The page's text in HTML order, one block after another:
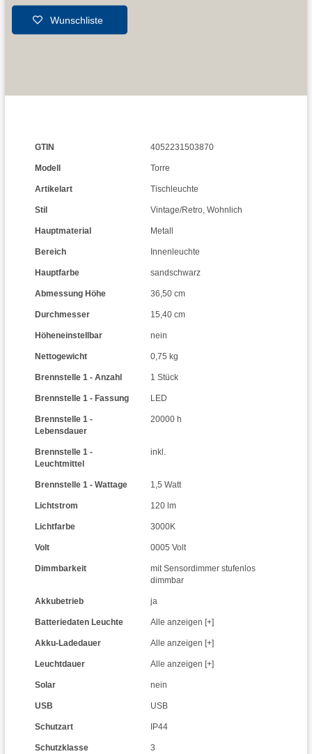
Wunschliste
GTIN 4052231503870
Modell Torre
Artikelart Tischleuchte
Stil Vintage/Retro, Wohnlich
Hauptmaterial Metall
Bereich Innenleuchte
Hauptfarbe sandschwarz
Abmessung Höhe 36,50 cm
Durchmesser 15,40 cm
Höheneinstellbar nein
Nettogewicht 0,75 kg
Brennstelle 1 - Anzahl 1 Stück
Brennstelle 1 - Fassung LED
Brennstelle 1 -
Lebensdauer
20000 h
Brennstelle 1 -
Leuchtmittel
inkl.
Brennstelle 1 - Wattage 1,5 Watt
Lichtstrom 120 lm
Lichtfarbe 3000K
Volt 0005 Volt
Dimmbarkeit
mit Sensordimmer stufenlos
dimmbar
Akkubetrieb ja
Batteriedaten Leuchte Alle anzeigen [+]
Akku-Ladedauer Alle anzeigen [+]
Leuchtdauer Alle anzeigen [+]
Solar nein
USB USB
Schutzart IP44
Schutzklasse 3